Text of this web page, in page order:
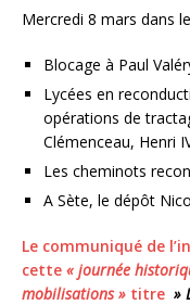
Mercredi 8 mars dans
Blocage à Paul
Lycées en
opérations de
Clémenceau, Henri
Les cheminots
A Sète, le dépôt
Le communiqué de
cette « journée
mobilisations » titre »